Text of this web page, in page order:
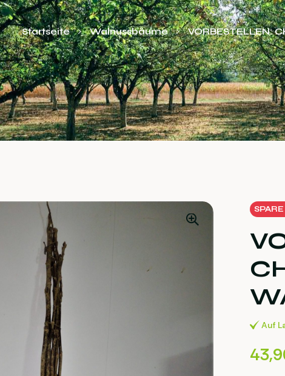
Startseite Walnussbäume VORBESTELLEN:
SPARE
Auf